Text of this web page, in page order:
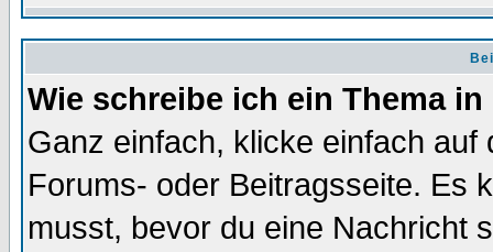
Wie schreibe ich ein Thema
Ganz einfach, klicke einfach
Forums- oder Beitragsseite. Es
musst, bevor du eine Nachricht